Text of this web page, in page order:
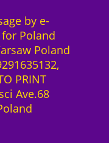
by e-
Poland
Poland
PRINT
Ave.68